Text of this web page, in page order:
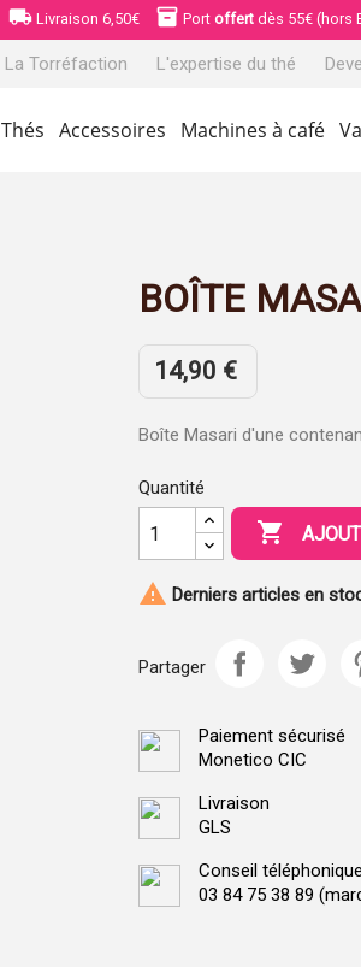
local_shipping Livraison 6,50€ inventory_2
Port offert dès 55€ (hors
La Torréfaction L'expertise du thé
Thés Accessoires Machines à café
BOÎTE
14,90 €
Boîte Masari d'une
Quantité

 Derniers articles en
Partager
Paiement sécurisé
Monetico CIC
Livraison
GLS
Conseil téléphonique
03 84 75 38 89